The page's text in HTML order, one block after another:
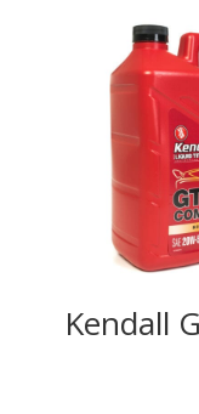
Kendall